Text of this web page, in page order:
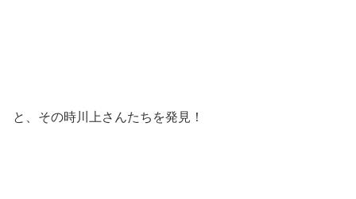
と、その時川上さんたちを発見！